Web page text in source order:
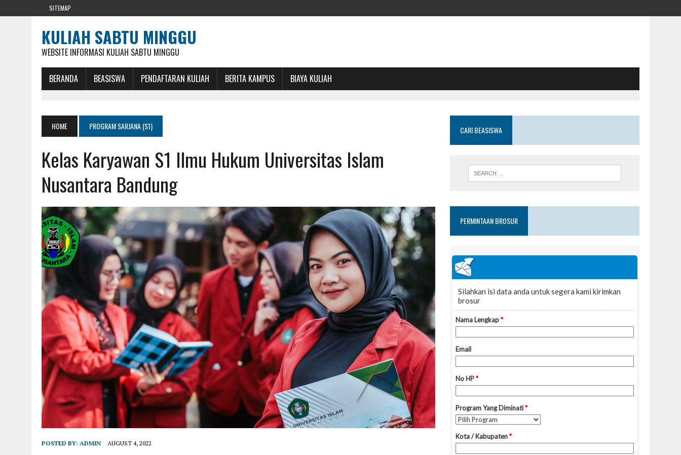
SITEMAP
KULIAH SABTU MINGGU
WEBSITE INFORMASI KULIAH SABTU MINGGU
BERANDA BEASISWA PENDAFTARAN KULIAH BERITA KAMPUS BIAYA KULIAH
HOME PROGRAM SARJANA (S1)
Kelas Karyawan S1 Ilmu Hukum Universitas Islam
Nusantara Bandung
POSTED BY: ADMIN AUGUST 4, 2022
CARI BEASISWA
PERMINTAAN BROSUR